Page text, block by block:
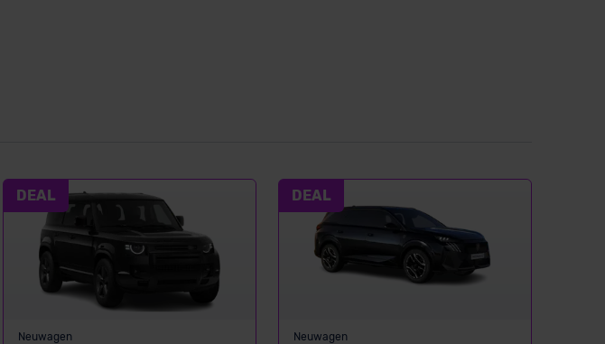
DEAL
Neuwagen
DEAL
Neuwagen